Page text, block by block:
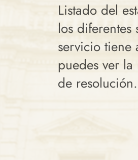
Listado del
los
servicio
puedes ver
de resolución.